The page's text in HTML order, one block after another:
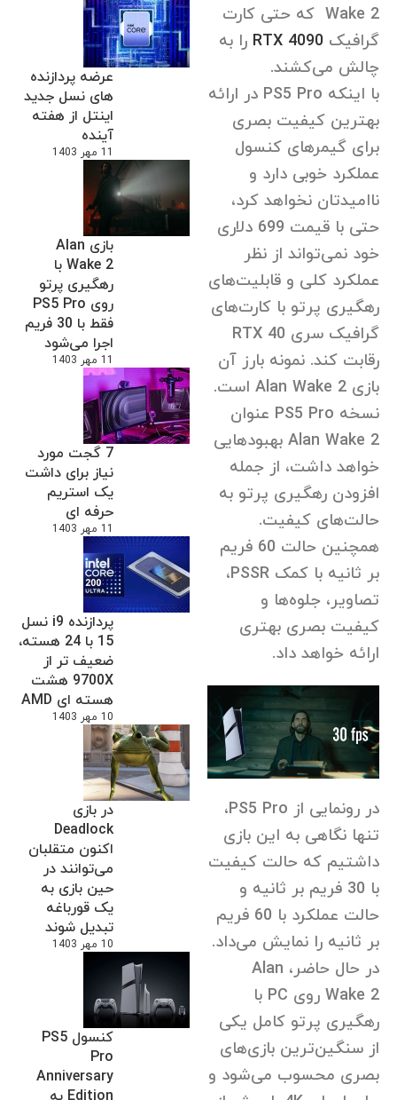
عرضه پردازنده
های نسل جدید
اینتل از هفته
آینده
11 مهر 1403
بازی Alan
Wake 2 با
رهگیری پرتو
روی PS5 Pro
فقط با 30 فریم
اجرا می‌شود
11 مهر 1403
7 گجت مورد
نیاز برای داشت
یک استریم
حرفه ای
11 مهر 1403
پردازنده i9 نسل
15 با 24 هسته،
ضعیف تر از
9700X هشت
هسته ای AMD
10 مهر 1403
در بازی
Deadlock
اکنون متقلبان
می‌توانند در
حین بازی به
یک قورباغه
تبدیل شوند
10 مهر 1403
کنسول PS5
Pro
Anniversary
Edition به
Wake 2 که حتی کارت
گرافیک RTX 4090 را به
چالش می‌کشند.
با اینکه PS5 Pro در ارائه
بهترین کیفیت بصری
برای گیمرهای کنسول
عملکرد خوبی دارد و
ناامیدتان نخواهد کرد،
حتی با قیمت 699 دلاری
خود نمی‌تواند از نظر
عملکرد کلی و قابلیت‌های
رهگیری پرتو با کارت‌های
گرافیک سری RTX 40
رقابت کند. نمونه بارز آن
بازی Alan Wake 2 است.
نسخه PS5 Pro عنوان
Alan Wake 2 بهبودهایی
خواهد داشت، از جمله
افزودن رهگیری پرتو به
حالت‌های کیفیت.
همچنین حالت 60 فریم
بر ثانیه با کمک PSSR،
تصاویر، جلوه‌ها و
کیفیت بصری بهتری
ارائه خواهد داد.
در رونمایی از PS5 Pro،
تنها نگاهی به این بازی
داشتیم که حالت کیفیت
با 30 فریم بر ثانیه و
حالت عملکرد با 60 فریم
بر ثانیه را نمایش می‌داد.
در حال حاضر، Alan
Wake 2 روی PC با
رهگیری پرتو کامل یکی
از سنگین‌ترین بازی‌های
بصری محسوب می‌شود و